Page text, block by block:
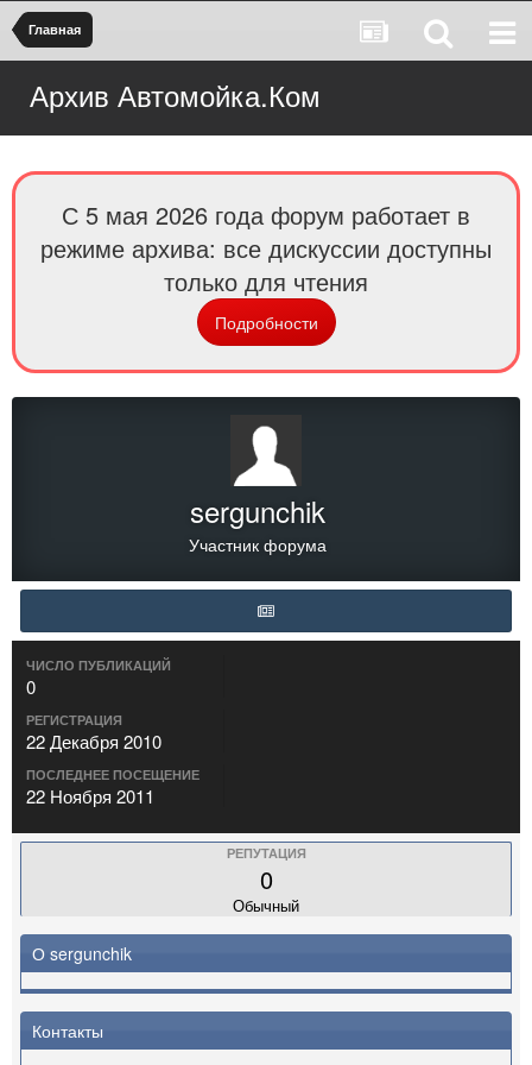
Главная
Архив Автомойка.Ком
С 5 мая 2026 года форум работает в
режиме архива: все дискуссии доступны
только для чтения
Подробности
sergunchik
Участник форума
ЧИСЛО ПУБЛИКАЦИЙ
0
РЕГИСТРАЦИЯ
22 Декабря 2010
ПОСЛЕДНЕЕ ПОСЕЩЕНИЕ
22 Ноября 2011
РЕПУТАЦИЯ
0
Обычный
О sergunchik
Контакты